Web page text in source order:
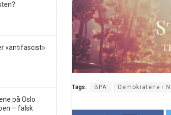
«antifascist»
på Oslo
– falsk
Tags: BPA Demokratene i